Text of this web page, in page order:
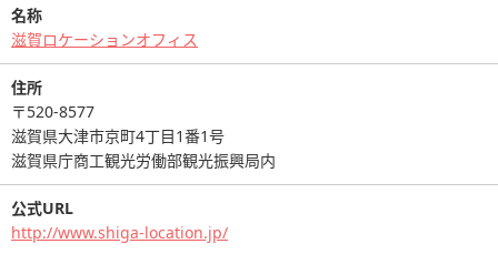
名称
滋賀ロケーションオフィス
住所
〒520-8577
滋賀県大津市京町4丁目1番1号
滋賀県庁商工観光労働部観光振興局内
公式URL
http://www.shiga-location.jp/